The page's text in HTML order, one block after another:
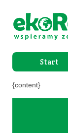
Start
{content}